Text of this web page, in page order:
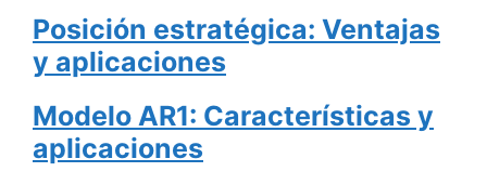
Posición estratégica: Ventajas
y aplicaciones
Modelo AR1: Características y
aplicaciones